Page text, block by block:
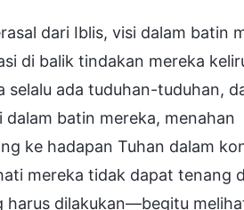
dari Iblis, visi dalam batin
di balik tindakan mereka
selalu ada tuduhan-tuduhan,
batin mereka, menahan
ke hadapan Tuhan dalam
mereka tidak dapat tenang
harus dilakukan—begitu